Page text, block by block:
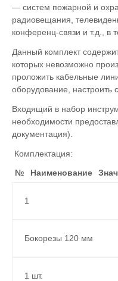
— систем пожарной и
радиовещания,
конференц-связи и т.д., в
Данный комплект
которых невозможно
проложить кабельные
оборудование, настроить
Входящий в набор
необходимости
документация).
Комплектация:
№
Наименование
1
Бокорезы 120 мм
1 шт.